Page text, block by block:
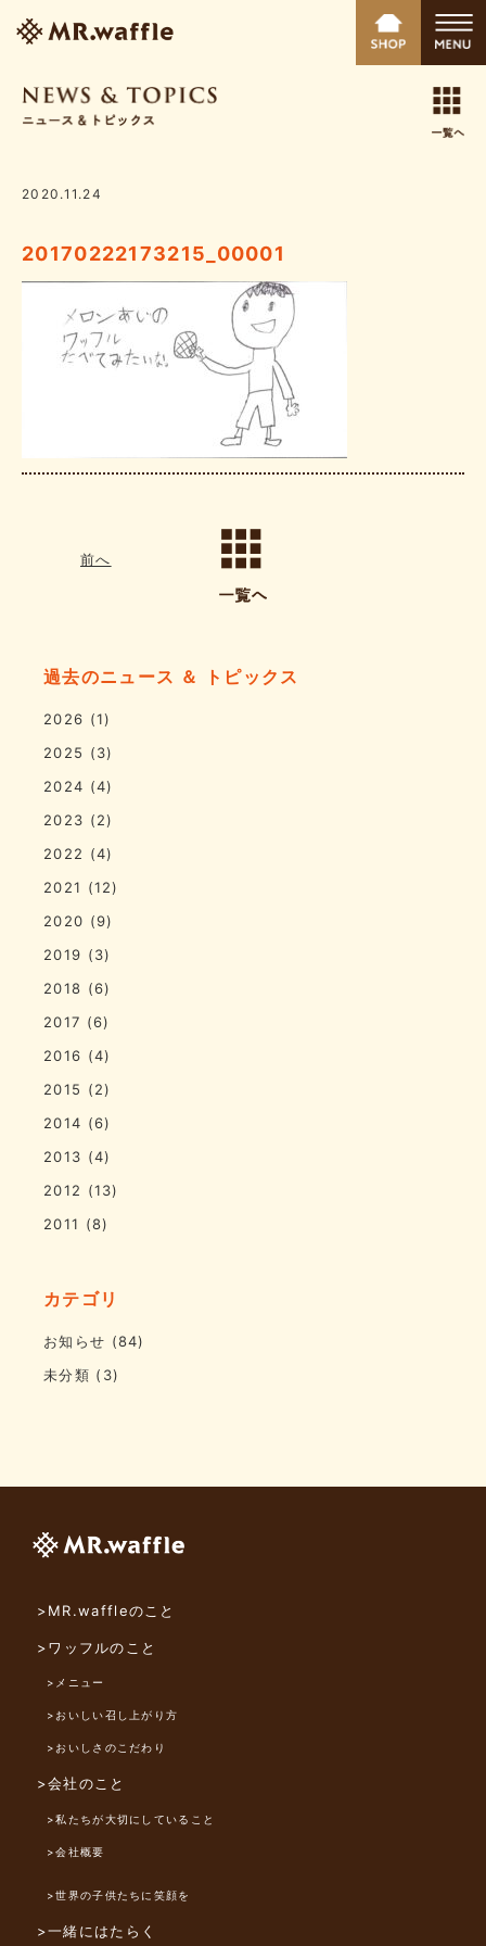
2020.11.24
20170222173215_00001
前へ
過去のニュース ＆ トピックス
2026 (1)
2025 (3)
2024 (4)
2023 (2)
2022 (4)
2021 (12)
2020 (9)
2019 (3)
2018 (6)
2017 (6)
2016 (4)
2015 (2)
2014 (6)
2013 (4)
2012 (13)
2011 (8)
カテゴリ
お知らせ (84)
未分類 (3)
>MR.waffleのこと
>ワッフルのこと
>メニュー
>おいしい召し上がり方
>おいしさのこだわり
>会社のこと
>私たちが大切にしていること
>会社概要
>世界の子供たちに笑顔を
>一緒にはたらく